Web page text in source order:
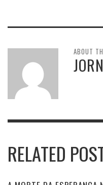
ABOUT
RELATED